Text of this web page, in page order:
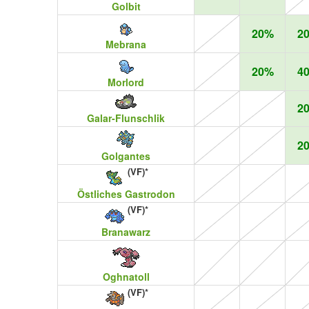
Golbit
Mebrana
20%
Morlord
20%
Galar-Flunschlik
Golgantes
(VF)*
Östliches Gastrodon
(VF)*
Branawarz
Oghnatoll
(VF)*